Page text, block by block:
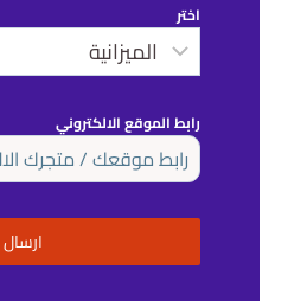
اختر
رابط الموقع الالكتروني
ارسال